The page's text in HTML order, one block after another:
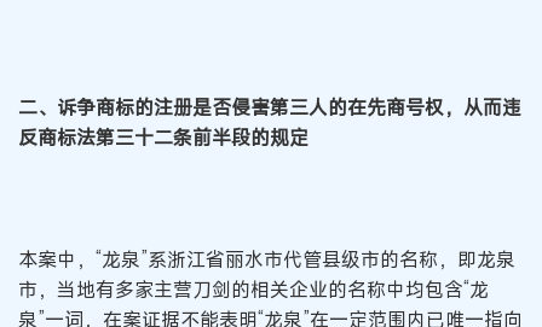
二、诉争商标的注册是否侵害第三人的在先商号权，从而违
反商标法第三十二条前半段的规定
本案中，“龙泉”系浙江省丽水市代管县级市的名称，即龙泉
市，当地有多家主营刀剑的相关企业的名称中均包含“龙
泉”一词，在案证据不能表明“龙泉”在一定范围内已唯一指向